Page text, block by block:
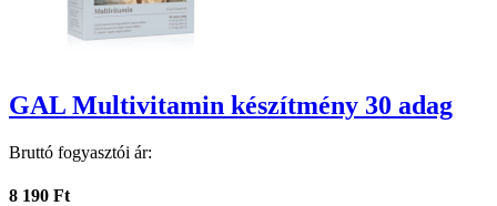
GAL Multivitamin készítmény 30 adag
Bruttó fogyasztói ár:
8 190 Ft